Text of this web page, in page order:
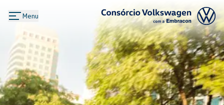
Menu
Logo Consórcio Volkswagen com